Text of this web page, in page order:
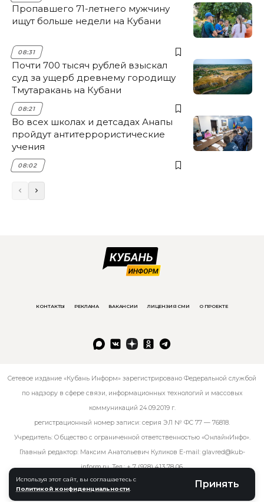
Используя этот сайт, вы соглашаетесь с
Политикой конфиденциальности
Принять
Пропавшего 71-летнего мужчину
ищут больше недели на Кубани
08:31
Почти 700 тысяч рублей взыскал
суд за ущерб древнему городищу
Тмутаракань на Кубани
08:21
Во всех школах и детсадах Анапы
пройдут антитеррористические
учения
08:02
КОНТАКТЫ РЕКЛАМА ВАКАНСИИ ЛИЦЕНЗИЯ СМИ О ПРОЕКТЕ
Сетевое издание «Кубань Информ» зарегистрировано Федеральной службой
по надзору в сфере связи, информационных технологий и массовых
коммуникаций 24.09.2019 г.
регистрационный номер записи: серия ЭЛ № ФС 77 — 76818.
Учредитель: Общество с ограниченной ответственностью «ОнлайнИнфо».
Главный редактор: Максим Анатольевич Куликов E-mail: glavred@kub-
inform.ru. Тел.:+ 7 (928) 413 78 06.
© kub-inform 2026